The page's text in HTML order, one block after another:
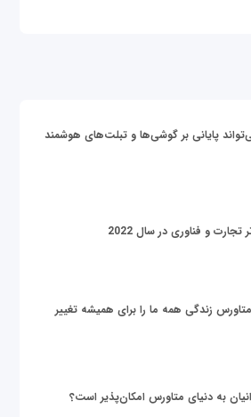
پایانی بر گوشی‌ها و تبلت‌های هوشمند
زندگی همه ما را برای همیشه تغییر
به دنیای متاورس امکان‌پذیر است؟